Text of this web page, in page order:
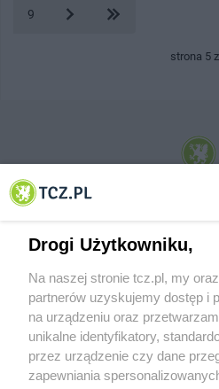
9
strona 5 z
© 2001-2026 Tczew - TCZ.PL Sp. z o.o.
O FIRMIE POLITYKA
Drogi Użytkowniku,
Na naszej stronie tcz.pl, my
partnerów uzyskujemy dostęp i
na urządzeniu oraz
unikalne identyfikatory,
przez urządzenie czy dane
zapewniania